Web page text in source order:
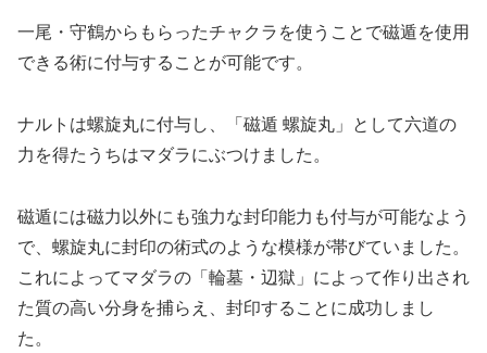
一尾・守鶴からもらったチャクラを使うことで磁遁を使用
できる術に付与することが可能です。
ナルトは螺旋丸に付与し、「磁遁 螺旋丸」として六道の
力を得たうちはマダラにぶつけました。
磁遁には磁力以外にも強力な封印能力も付与が可能なよう
で、螺旋丸に封印の術式のような模様が帯びていました。
これによってマダラの「輪墓・辺獄」によって作り出され
た質の高い分身を捕らえ、封印することに成功しまし
た。